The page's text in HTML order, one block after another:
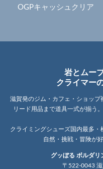
OGPキャッシュクリア
岩とムー
クライマー
滋賀発のジム・カフェ・ショップ
リード用品まで道具一式が揃う
クライミングシューズ国内最多・
自然・挑戦・冒険が
グッぼる ボルダリ
〒522-0043